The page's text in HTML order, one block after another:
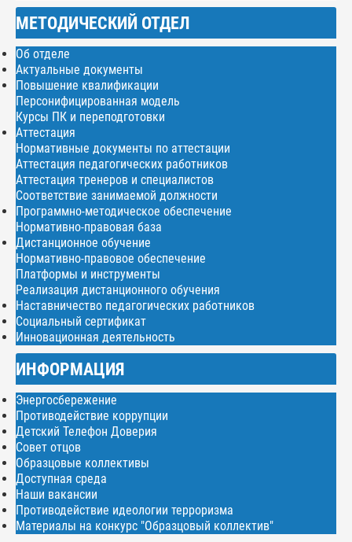
МЕТОДИЧЕСКИЙ ОТДЕЛ
Об отделе
Актуальные документы
Повышение квалификации
Персонифицированная модель
Курсы ПК и переподготовки
Аттестация
Нормативные документы по аттестации
Аттестация педагогических работников
Аттестация тренеров и специалистов
Соответствие занимаемой должности
Программно-методическое обеспечение
Нормативно-правовая база
Дистанционное обучение
Нормативно-правовое обеспечение
Платформы и инструменты
Реализация дистанционного обучения
Наставничество педагогических работников
Социальный сертификат
Инновационная деятельность
ИНФОРМАЦИЯ
Энергосбережение
Противодействие коррупции
Детский Телефон Доверия
Совет отцов
Образцовые коллективы
Доступная среда
Наши вакансии
Противодействие идеологии терроризма
Материалы на конкурс "Образцовый коллектив"